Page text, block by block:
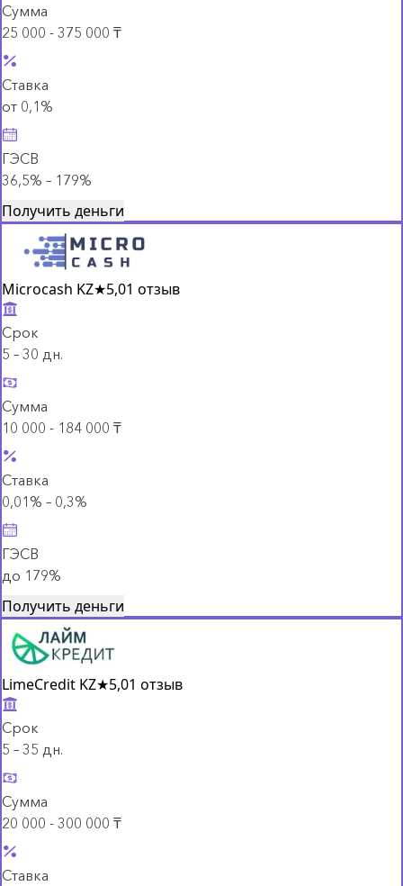
Сумма
25 000 - 375 000 ₸
Ставка
от 0,1%
ГЭСВ
36,5% – 179%
Получить деньги
Microcash KZ★5,01 отзыв
Срок
5 – 30 дн.
Сумма
10 000 - 184 000 ₸
Ставка
0,01% – 0,3%
ГЭСВ
до 179%
Получить деньги
LimeCredit KZ★5,01 отзыв
Срок
5 – 35 дн.
Сумма
20 000 - 300 000 ₸
Ставка